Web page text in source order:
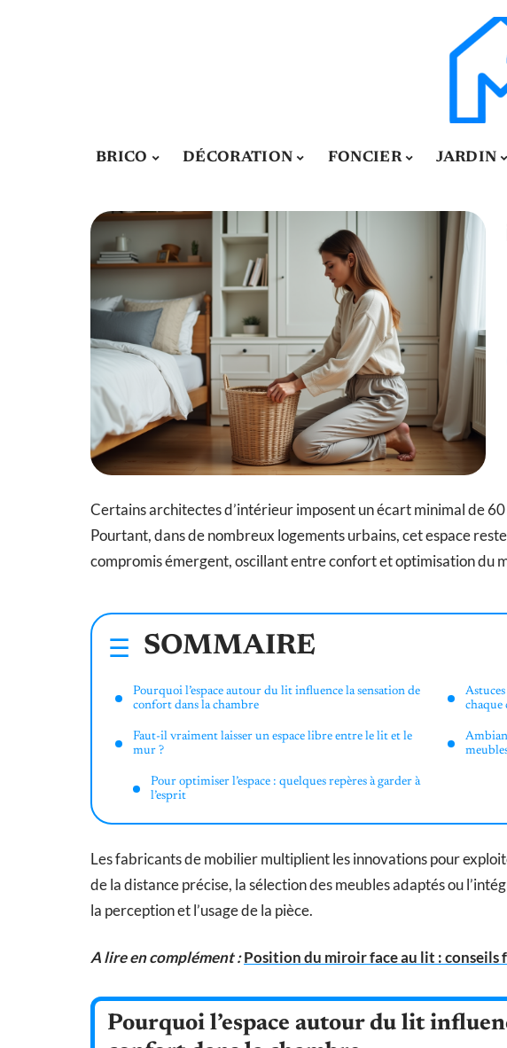
BRICO DÉCORATION FONCIER JARDIN
Certains architectes d’intérieur imposent un écart minimal de
Pourtant, dans de nombreux logements urbains, cet espace
compromis émergent, oscillant entre confort et optimisation du
SOMMAIRE
Pourquoi l’espace autour du lit influence la sensation de
confort dans la chambre
Faut-il vraiment laisser un espace libre entre le lit et le
mur ?
Pour optimiser l’espace : quelques repères à garder à
l’esprit
chaque
Les fabricants de mobilier multiplient les innovations pour
de la distance précise, la sélection des meubles adaptés ou
la perception et l’usage de la pièce.
A lire en complément :Position du miroir face au lit : conseils
Pourquoi l’espace autour du lit